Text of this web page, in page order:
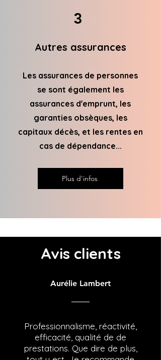
3
Autres assurances
Les assurances de personnes
se sont également les
assurances d'emprunt, les
garanties obsèques, les
capitaux décès, et les rentes en
cas de dépendance...
Plus d'infos
Avis clients
Aurélie Lambert
Professionnalisme, réactivité,
efficacité, qualité de de
prestations. Que dire de plus,